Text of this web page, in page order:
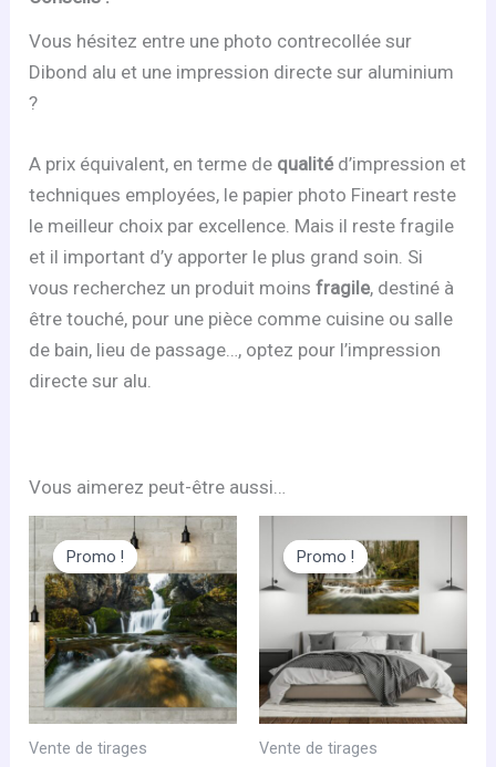
Vous hésitez entre une photo contrecollée sur
Dibond alu et une impression directe sur aluminium
?
A prix équivalent, en terme de qualitéd’impression et
techniques employées, le papier photo Fineart reste
le meilleur choix par excellence. Mais il reste fragile
et il important d’y apporter le plus grand soin. Si
vous recherchez un produit moinsfragile, destiné à
être touché, pour une pièce comme cuisine ou salle
de bain, lieu de passage…, optez pour l’impression
directe sur alu.
Vous aimerez peut-être aussi…
Promo !
Promo !
Vente de tirages
Promo !
Promo !
Vente de tirages